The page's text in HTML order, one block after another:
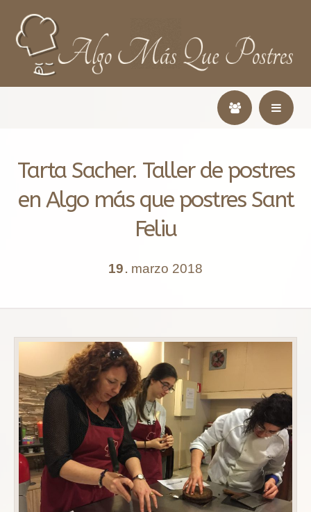
Tarta Sacher. Taller de postres
en Algo más que postres Sant
Feliu
19 . marzo 2018